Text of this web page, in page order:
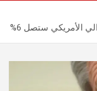
الأمريكي ستصل 6%